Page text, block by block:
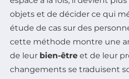
objets et de décider ce qui
étude de cas sur des
cette méthode montre une
de leur bien-être et de leur
changements se traduisent